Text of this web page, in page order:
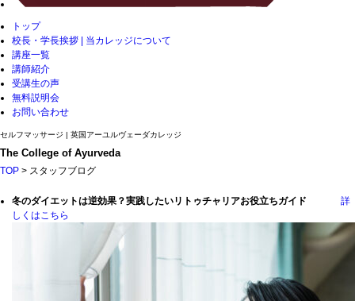
トップ
校長・学長挨拶 | 当カレッジについて
講座一覧
講師紹介
受講生の声
無料説明会
お問い合わせ
セルフマッサージ | 英国アーユルヴェーダカレッジ
The College of Ayurveda
TOP > スタッフブログ
冬のダイエットは逆効果？実践したいリトゥチャリアお役立ちガイド
詳
しくはこちら